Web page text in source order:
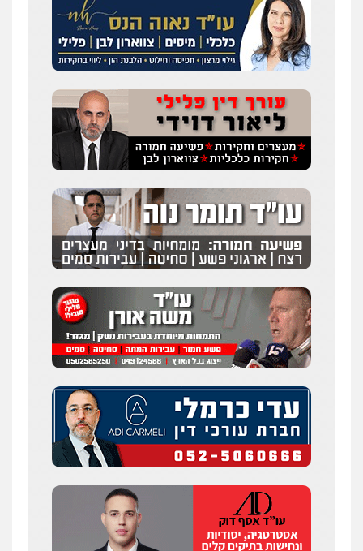
עדי כרמלי – חברת עו"ד
פלילי כלכלי עורכי דין לענייני אסירים
0525060666
גיא זהבי משרד עורכי דין
פלילי משפחה
503456449
עו"ד איהאב ג'לג'ולי
פלילי עורכי דין לענייני
אסירים